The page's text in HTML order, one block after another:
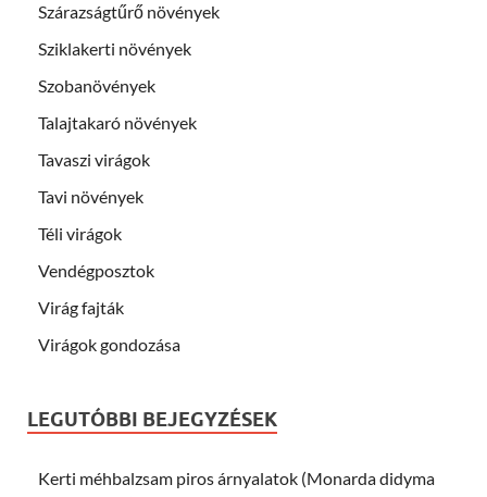
Szárazságtűrő növények
Sziklakerti növények
Szobanövények
Talajtakaró növények
Tavaszi virágok
Tavi növények
Téli virágok
Vendégposztok
Virág fajták
Virágok gondozása
LEGUTÓBBI BEJEGYZÉSEK
Kerti méhbalzsam piros árnyalatok (Monarda didyma